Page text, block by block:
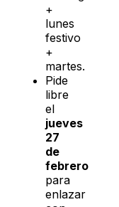
+
lunes
festivo
+
martes.
Pide
libre
el
jueves
27
de
febrero
para
enlazar